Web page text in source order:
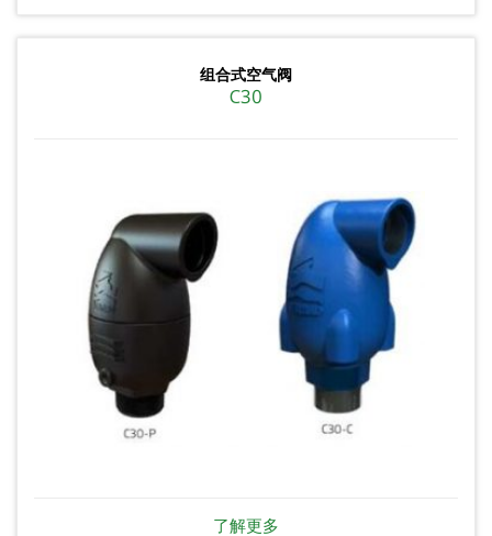
组合式空气阀
C30
了解更多